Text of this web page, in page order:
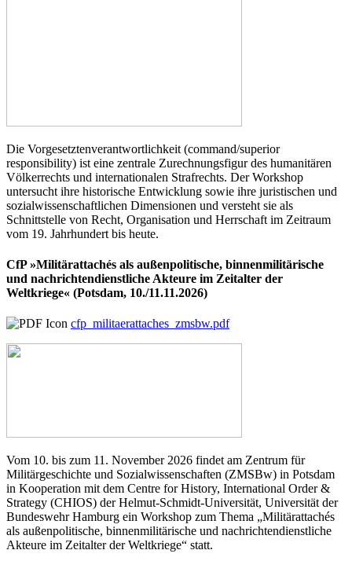
Die Vorgesetztenverantwortlichkeit (command/superior
responsibility) ist eine zentrale Zurechnungsfigur des humanitären
Völkerrechts und internationalen Strafrechts. Der Workshop
untersucht ihre historische Entwicklung sowie ihre juristischen und
sozialwissenschaftlichen Dimensionen und versteht sie als
Schnittstelle von Recht, Organisation und Herrschaft im Zeitraum
vom 19. Jahrhundert bis heute.
CfP »Militärattachés als außenpolitische, binnenmilitärische
und nachrichtendienstliche Akteure im Zeitalter der
Weltkriege« (Potsdam, 10./11.11.2026)
cfp_militaerattaches_zmsbw.pdf
Vom 10. bis zum 11. November 2026 findet am Zentrum für
Militärgeschichte und Sozialwissenschaften (ZMSBw) in Potsdam
in Kooperation mit dem Centre for History, International Order &
Strategy (CHIOS) der Helmut-Schmidt-Universität, Universität der
Bundeswehr Hamburg ein Workshop zum Thema „Militärattachés
als außenpolitische, binnenmilitärische und nachrichtendienstliche
Akteure im Zeitalter der Weltkriege“ statt.